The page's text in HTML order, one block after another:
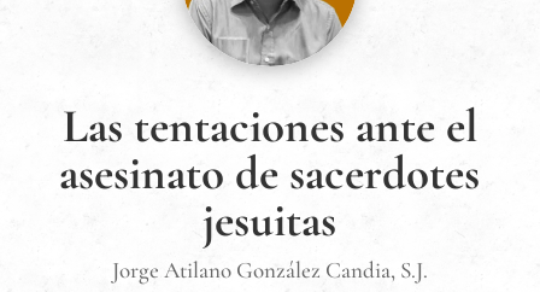
Las tentaciones ante el
asesinato de sacerdotes
jesuitas
Jorge Atilano González Candia, S.J.